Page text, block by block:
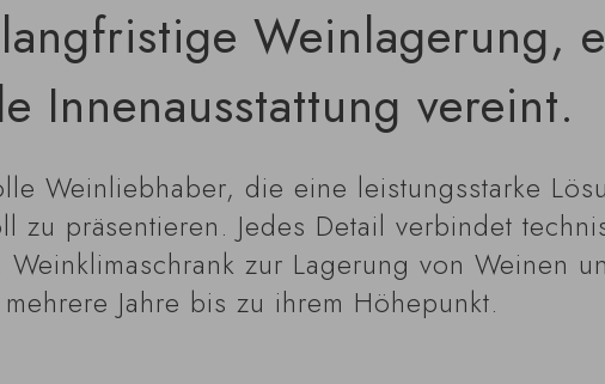
Weinlagerung,
Innenausstattung vereint.
Weinliebhaber, die eine leistungsstarke
präsentieren. Jedes Detail verbindet
zur Lagerung von Weinen
Jahre bis zu ihrem Höhepunkt.